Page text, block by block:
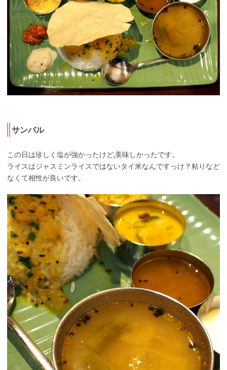
サンバル
この日は珍しく塩が強かったけど,美味しかったです。
ライスはジャスミンライスではないタイ米なんですっけ？粘りなど
なくて相性が良いです。